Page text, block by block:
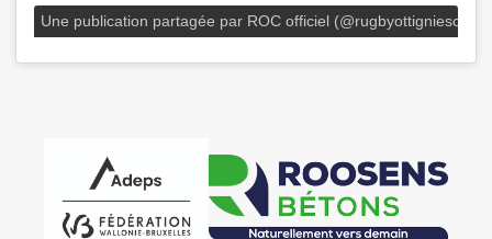
Une publication partagée par ROC officiel (@rugbyottigniesclub)